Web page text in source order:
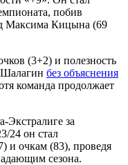
побив
Максима Кицына (69
(3+2) и полезность
без объяснения
команда продолжает
Экстралиге за
24 он стал
и очкам (83), проведя
сезона.